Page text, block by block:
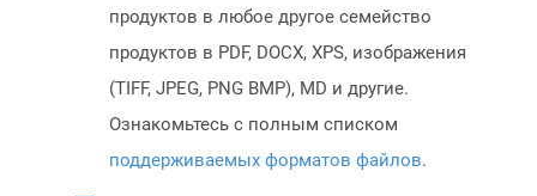
продуктов в любое другое семейство
продуктов в PDF, DOCX, XPS, изображения
(TIFF, JPEG, PNG BMP), MD и другие.
Ознакомьтесь с полным списком
поддерживаемых форматов файлов.